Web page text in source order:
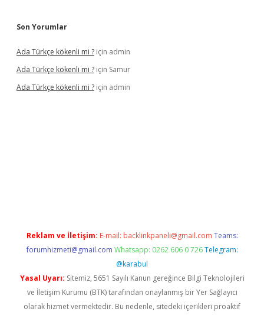
Son Yorumlar
Ada Türkçe kökenli mi ? için admin
Ada Türkçe kökenli mi ? için Samur
Ada Türkçe kökenli mi ? için admin
Reklam ve İletişim: E-mail: backlinkpaneli@gmail.com Teams:
forumhizmeti@gmail.com Whatsapp: 0262 606 0 726 Telegram:
@karabul
Yasal Uyarı: Sitemiz, 5651 Sayılı Kanun gereğince Bilgi Teknolojileri
ve İletişim Kurumu (BTK) tarafından onaylanmış bir Yer Sağlayıcı
olarak hizmet vermektedir. Bu nedenle, sitedeki içerikleri proaktif